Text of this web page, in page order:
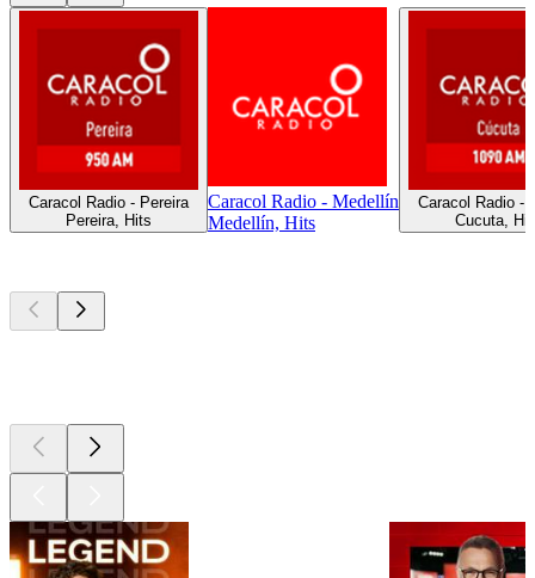
Caracol Radio - Pereira
Pereira, Hits
Caracol Radio - Medellín
Medellín, Hits
Caracol Radio -
Cucuta,